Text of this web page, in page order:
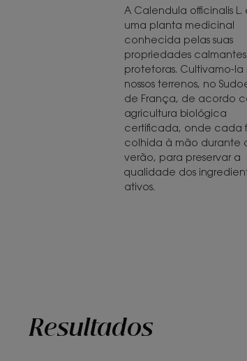
A Calendula officinalis L.
uma planta medicinal
conhecida pelas suas
propriedades
protetoras. Cultivamo-la
nossos terrenos, no
de França, de acordo
agricultura biológica
certificada, onde cada
colhida à mão durante
verão, para preservar a
qualidade dos
ativos.
Resultados